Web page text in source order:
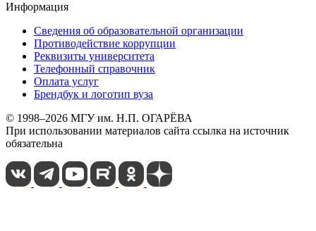
Информация
Сведения об образовательной организации
Противодействие коррупции
Реквизиты университета
Телефонный справочник
Оплата услуг
Брендбук и логотип вуза
© 1998–2026 МГУ им. Н.П. ОГАРЁВА
При использовании материалов сайта ссылка на источник
обязательна